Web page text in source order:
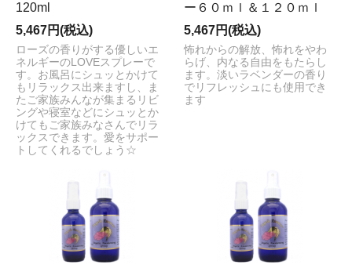
120ml
5,467円(税込)
ローズの香りがする優しいエ
ネルギーのLOVEスプレーで
す。お風呂にシュッとかけて
もリラックス出来ますし、ま
たご家族みんなが集まるリビ
ングや寝室などにシュッとか
けてもご家族みなさんでリラ
ックスできます。愛をサポー
トしてくれるでしょう☆
ー６０ｍｌ＆１２０ｍｌ
5,467円(税込)
怖れからの解放、怖れをやわ
らげ、内なる自由をもたらし
ます。淡いラベンダーの香り
でリフレッシュにも使用でき
ます